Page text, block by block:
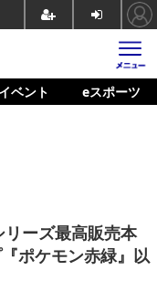
イベント eスポーツ
リーズ最高販売本
ポケモン赤緑』以